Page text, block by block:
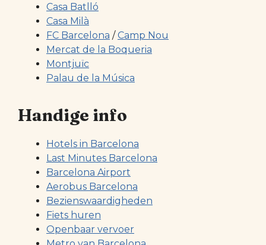
Casa Batlló
Casa Milà
FC Barcelona /Camp Nou
Mercat de la Boqueria
Montjuïc
Palau de la Música
Handige info
Hotels in Barcelona
Last Minutes Barcelona
Barcelona Airport
Aerobus Barcelona
Bezienswaardigheden
Fiets huren
Openbaar vervoer